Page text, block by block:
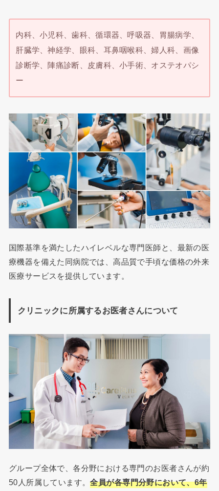
内科、小児科、歯科、循環器、呼吸器、胃腸病学、
肝臓学、神経学、眼科、耳鼻咽喉科、婦人科、画像
診断学、陣痛診断、皮膚科、小手術、オステオパシ
ー
国際基準を満たしたハイレベルな専門医師と、最新の医
療機器を備えた同病院では、高品質で手頃な価格の外来
医療サービスを提供しています。
クリニックに所属するお医者さんについて
グループ全体で、各分野における専門のお医者さんが約
50人所属しています。全員が各専門分野において、6年